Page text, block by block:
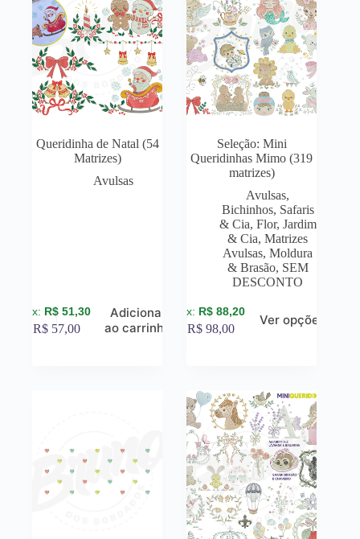
Queridinha de Natal (54
Matrizes)
Avulsas
R$ 51,30
R$ 57,00
Adicionar
ao carrinho
Seleção: Mini
Queridinhas Mimo (319
matrizes)
Avulsas,
Bichinhos, Safaris
& Cia, Flor, Jardim
& Cia,Matrizes
Avulsas,Moldura
& Brasão, SEM
DESCONTO
R$ 88,20
R$ 98,00
Ver opções